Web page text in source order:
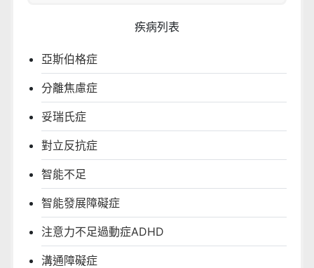
疾病列表
亞斯伯格症
分離焦慮症
妥瑞氏症
對立反抗症
智能不足
智能發展障礙症
注意力不足過動症ADHD
溝通障礙症